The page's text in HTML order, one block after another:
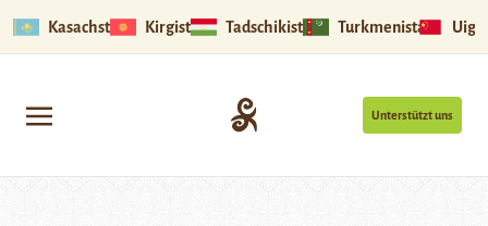
Kasachstan Kirgistan Tadschikistan Turkmenistan
Unterstützt uns